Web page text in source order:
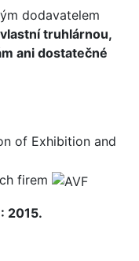
dodavatelem
vlastní truhlárnou,
ani dostatečné
of Exhibition and
firem
2015.